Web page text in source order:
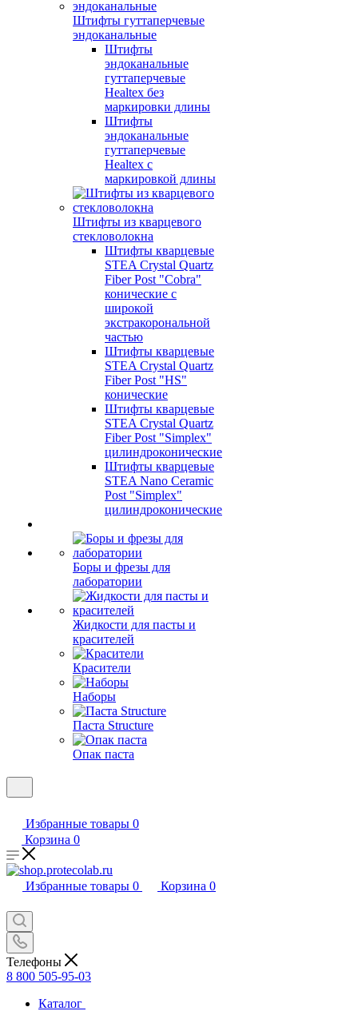
Штифты гуттаперчевые
эндоканальные
Штифты
эндоканальные
гуттаперчевые
Healtex без
маркировки длины
Штифты
эндоканальные
гуттаперчевые
Healtex с
маркировкой длины
Штифты из кварцевого
стекловолокна
Штифты кварцевые
STEA Crystal Quartz
Fiber Post "Cobra"
конические c
широкой
экстракорональной
частью
Штифты кварцевые
STEA Crystal Quartz
Fiber Post "HS"
конические
Штифты кварцевые
STEA Crystal Quartz
Fiber Post "Simplex"
цилиндроконические
Штифты кварцевые
STEA Nano Ceramic
Post "Simplex"
цилиндроконические
Боры и фрезы для
лаборатории
Жидкости для пасты и
красителей
Красители
Наборы
Паста Structure
Опак паста
Избранные товары 0
Корзина 0
Избранные товары 0 Корзина 0
Телефоны
8 800 505-95-03
Каталог